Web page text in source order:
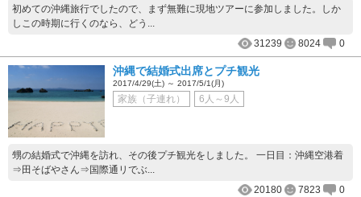
初めての沖縄旅行でしたので、まず無難に現地ツアーに参加しました。しか
しこの時期に行くのなら、どう...
31239
8024 0
沖縄で結婚式出席とプチ観光
2017/4/29(土) ～ 2017/5/1(月)
家族（子連れ） 6人～9人
甥の結婚式で沖縄を訪れ、その後プチ観光をしました。 一日目：沖縄空港着
⇒田そばやさん⇒国際通リでぶ...
20180
7823 0